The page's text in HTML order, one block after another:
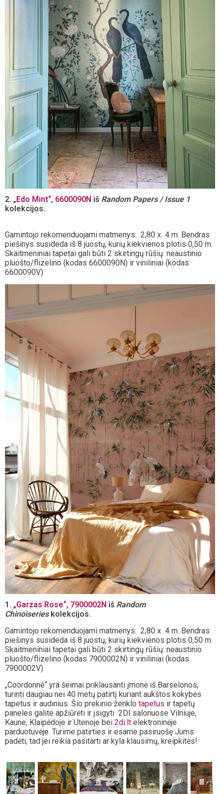
2. „Edo Mint“, 6600090N iš Random Papers / Issue 1
kolekcijos.
Gamintojo rekomenduojami matmenys: 2,80 x 4 m. Bendras
piešinys susideda iš 8 juostų, kurių kiekvienos plotis 0,50 m.
Skaitmeniniai tapetai gali būti 2 skirtingų rūšių: neaustinio
pluošto/flizelino (kodas 6600090N) ir viniliniai (kodas
6600090V)
1. „Garzas Rose“, 7900002N iš Random
Chinoiseries kolekcijos.
Gamintojo rekomenduojami matmenys: 2,80 x 4 m. Bendras
piešinys susideda iš 8 juostų, kurių kiekvienos plotis 0,50 m.
Skaitmeniniai tapetai gali būti 2 skirtingų rūšių: neaustinio
pluošto/flizelino (kodas 7900002N) ir viniliniai (kodas
7900002V)
„Coordonné“ yra šeimai priklausanti įmonė iš Barselonos,
turinti daugiau nei 40 metų patirtį kuriant aukštos kokybės
tapetus ir audinius. Šio prekinio ženklo tapetus ir tapetų
paneles galite apžiūrėti ir įsigyti 2DI salonuose Vilniuje,
Kaune, Klaipėdoje ir Utenoje bei 2di.lt elektroninėje
parduotuvėje. Turime patirties ir esame pasiruošę Jums
padėti, tad jei reikia pasitarti ar kyla klausimų, kreipkitės!